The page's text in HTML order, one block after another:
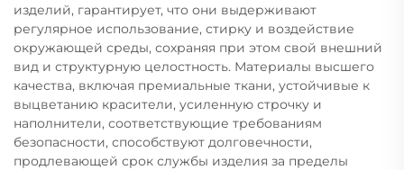
изделий, гарантирует, что они выдерживают
регулярное использование, стирку и воздействие
окружающей среды, сохраняя при этом свой внешний
вид и структурную целостность. Материалы высшего
качества, включая премиальные ткани, устойчивые к
выцветанию красители, усиленную строчку и
наполнители, соответствующие требованиям
безопасности, способствуют долговечности,
продлевающей срок службы изделия за пределы